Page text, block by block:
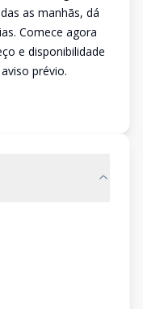
as manhãs, dá
Comece agora
e disponibilidade
prévio.